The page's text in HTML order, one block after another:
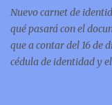
Nuevo carnet de
qué pasará con el
que a contar del 16 de
cédula de identidad y